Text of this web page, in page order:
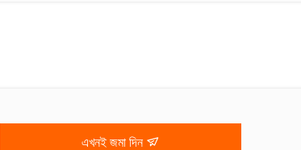
এখনই জমা দিন